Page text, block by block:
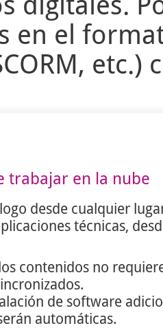
en el
etc.)
trabajar en la nube
desde cualquier
técnicas,
contenidos no
de software
automáticas.